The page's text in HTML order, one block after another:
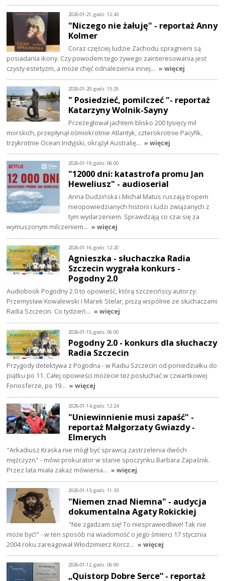
2026-01-21, godz. 12:43
"Niczego nie żałuję" - reportaż Anny
Kolmer
Coraz częściej ludzie Zachodu spragnieni są
posiadania ikony. Czy powodem tego żywego zainteresowania jest
czysty estetyzm, a może chęć odnalezienia innej… » więcej
2026-01-20, godz. 15:25
" Posiedzieć, pomilczeć "- reportaż
Katarzyny Wolnik-Sayny
Przeżeglował jachtem blisko 200 tysięcy mil
morskich, przepłynął ośmiokrotnie Atlantyk, czterokrotnie Pacyfik,
trzykrotnie Ocean Indyjski, okrążył Australię… » więcej
2026-01-19, godz. 06:00
"12000 dni: katastrofa promu Jan
Heweliusz" - audioserial
Anna Dudzińska i Michał Matus ruszają tropem
nieopowiedzianych historii i ludzi związanych z
tym wydarzeniem. Sprawdzają co czai się za
wymuszonym milczeniem… » więcej
2026-01-16, godz. 12:20
Agnieszka - słuchaczka Radia
Szczecin wygrała konkurs -
Pogodny 2.0
Audiobook Pogodny 2.0 to opowieść, którą szczecińscy autorzy:
Przemysław Kowalewski i Marek Stelar, piszą wspólnie ze słuchaczami
Radia Szczecin. Co tydzień… » więcej
2026-01-15, godz. 06:00
Pogodny 2.0 - konkurs dla słuchaczy
Radia Szczecin
Przygody detektywa z Pogodna - w Radiu Szczecin od poniedziałku do
piątku po 11. Całej opowieści możecie też posłuchać w czwartkowej
Fonosferze, po 19… » więcej
2026-01-14, godz. 12:24
"Uniewinnienie musi zapaść" -
reportaż Małgorzaty Gwiazdy -
Elmerych
"Arkadiusz Kraska nie mógł być sprawcą zastrzelenia dwóch
mężczyzn" - mówi prokurator w stanie spoczynku Barbara Zapaśnik.
Przez lata miała zakaz mówienia… » więcej
2026-01-13, godz. 11:33
"Niemen znad Niemna" - audycja
dokumentalna Agaty Rokickiej
"Nie zgadzam się! To niesprawiedliwe! Tak nie
może być!" - w ten sposób na wiadomość o jego śmierci 17 stycznia
2004 roku zareagował Włodzimierz Korcz… » więcej
2026-01-12, godz. 06:00
„Quistorp Dobre Serce” - reportaż